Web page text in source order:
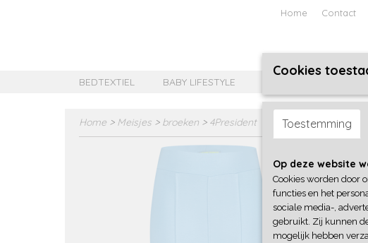
Home Contact
BEDTEXTIEL BABY LIFESTYLE
Home > Meisjes > broeken > 4President
€
✓
Cookies
Toestemming
Op deze website
Cookies worden door
functies en het
sociale media-,
gebruikt. Zij kunnen
mogelijk hebben